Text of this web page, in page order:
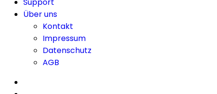
Über uns
Kontakt
Impressum
Datenschutz
AGB